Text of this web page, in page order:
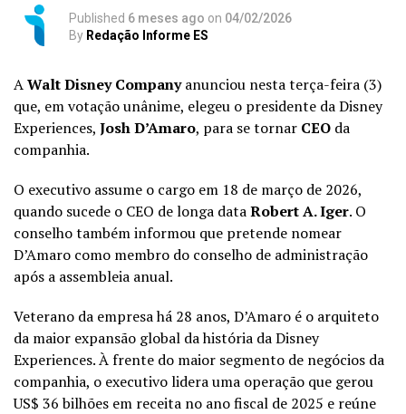
Published 6 meses ago on 04/02/2026
By Redação Informe ES
AWalt Disney Companyanunciou nesta terça-feira (3)
que, em votação unânime, elegeu o presidente da Disney
Experiences, Josh D’Amaro, para se tornar CEO da
companhia.
O executivo assume o cargo em 18 de março de 2026,
quando sucede o CEO de longa dataRobert A. Iger. O
conselho também informou que pretende nomear
D’Amaro como membro do conselho de administração
após a assembleia anual.
Veterano da empresa há 28 anos, D’Amaro é o arquiteto
da maior expansão global da história da Disney
Experiences. À frente do maior segmento de negócios da
companhia, o executivo lidera uma operação que gerou
US$ 36 bilhões em receita no ano fiscal de 2025 e reúne